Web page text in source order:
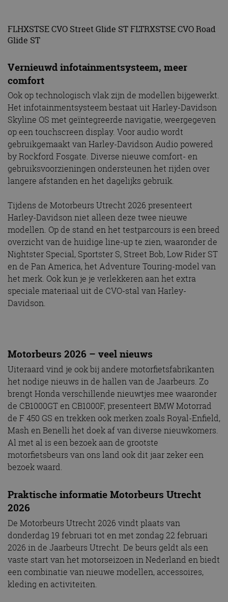
FLHXSTSE CVO Street Glide ST FLTRXSTSE CVO Road
Glide ST
Vernieuwd infotainmentsysteem, meer
comfort
Ook op technologisch vlak zijn de modellen bijgewerkt.
Het infotainmentsysteem bestaat uit Harley-Davidson
Skyline OS met geïntegreerde navigatie, weergegeven
op een touchscreen display. Voor audio wordt
gebruikgemaakt van Harley-Davidson Audio powered
by Rockford Fosgate. Diverse nieuwe comfort- en
gebruiksvoorzieningen ondersteunen het rijden over
langere afstanden en het dagelijks gebruik.
Tijdens de Motorbeurs Utrecht 2026 presenteert
Harley-Davidson niet alleen deze twee nieuwe
modellen. Op de stand en het testparcours is een breed
overzicht van de huidige line-up te zien, waaronder de
Nightster Special, Sportster S, Street Bob, Low Rider ST
en de Pan America, het Adventure Touring-model van
het merk. Ook kun je je verlekkeren aan het extra
speciale materiaal uit de CVO-stal van Harley-
Davidson.
Motorbeurs 2026 – veel nieuws
Uiteraard vind je ook bij andere motorfietsfabrikanten
het nodige nieuws in de hallen van de Jaarbeurs. Zo
brengt Honda verschillende nieuwtjes mee waaronder
de CB1000GT en CB1000F, presenteert BMW Motorrad
de F 450 GS en trekken ook merken zoals Royal-Enfield,
Mash en Benelli het doek af van diverse nieuwkomers.
Al met al is een bezoek aan de grootste
motorfietsbeurs van ons land ook dit jaar zeker een
bezoek waard.
Praktische informatie Motorbeurs Utrecht
2026
De Motorbeurs Utrecht 2026 vindt plaats van
donderdag 19 februari tot en met zondag 22 februari
2026 in de Jaarbeurs Utrecht. De beurs geldt als een
vaste start van het motorseizoen in Nederland en biedt
een combinatie van nieuwe modellen, accessoires,
kleding en activiteiten.